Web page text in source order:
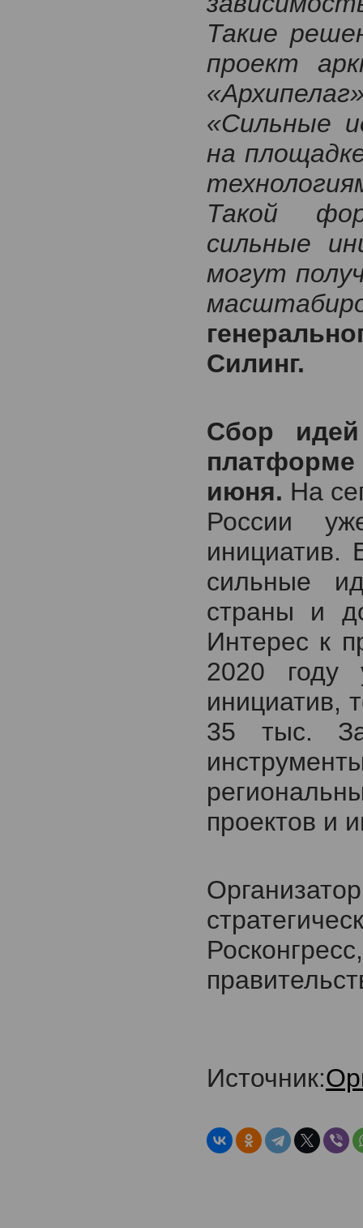
Такие
проект
«Сильные
на
Такой
сильные
могут
Силинг.
Сбор
июня. На
России
инициатив.
сильные
страны и
Интерес к
2020 году
инициатив,
35 тыс.
проектов и
Источник: